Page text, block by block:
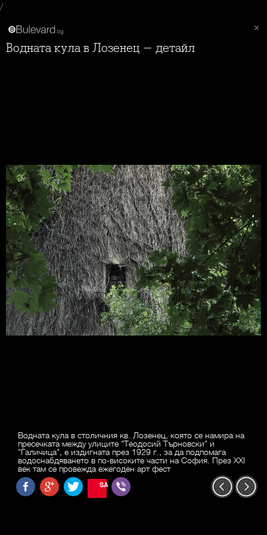
/
Водната кула в Лозенец - детайл
Водната кула в столичния кв. Лозенец, която се намира на
пресечката между улиците "Теодосий Търновски" и
"Галичица", е издигната през 1929 г., за да подпомага
водоснабдяването в по-високите части на София. През ХХI
век там се провежда ежегоден арт фест
SAVE